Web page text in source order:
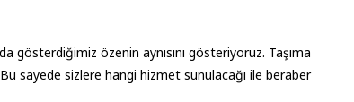
gösterdiğimiz özenin aynısını gösteriyoruz. Taşıma
sayede sizlere hangi hizmet sunulacağı ile beraber